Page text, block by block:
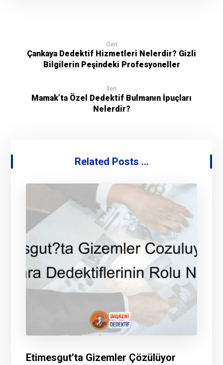
Geri
Çankaya Dedektif Hizmetleri Nelerdir? Gizli
Bilgilerin Peşindeki Profesyoneller
İleri
Mamak’ta Özel Dedektif Bulmanın İpuçları
Nelerdir?
Related Posts ...
Etimesgut’ta Gizemler Çözülüyor